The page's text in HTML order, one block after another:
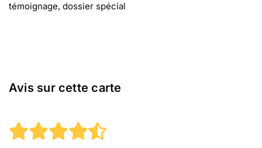
témoignage, dossier spécial
Avis sur cette carte